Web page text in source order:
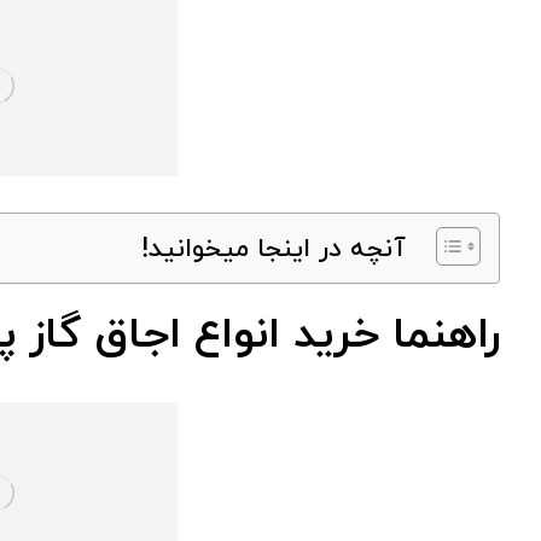
آنچه در اینجا میخوانید!
راهنما خرید انواع اجاق گاز